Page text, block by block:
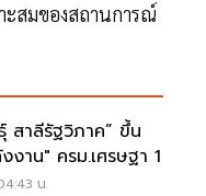
ะสมของสถานการณ์
สาลีรัฐวิภาค” ขึ้น
งาน" ครม.เศรษฐา 1
น.